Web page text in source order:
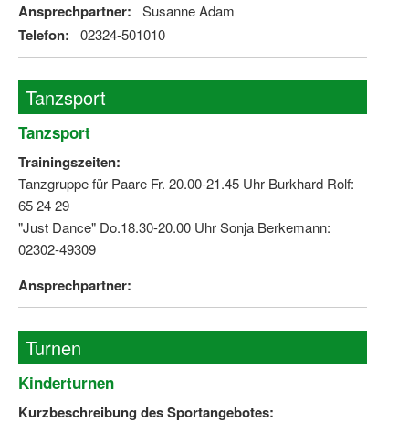
Ansprechpartner: Susanne Adam
Telefon: 02324-501010
Tanzsport
Tanzsport
Trainingszeiten:
Tanzgruppe für Paare Fr. 20.00-21.45 Uhr Burkhard Rolf:
65 24 29
"Just Dance" Do.18.30-20.00 Uhr Sonja Berkemann:
02302-49309
Ansprechpartner:
Turnen
Kinderturnen
Kurzbeschreibung des Sportangebotes: